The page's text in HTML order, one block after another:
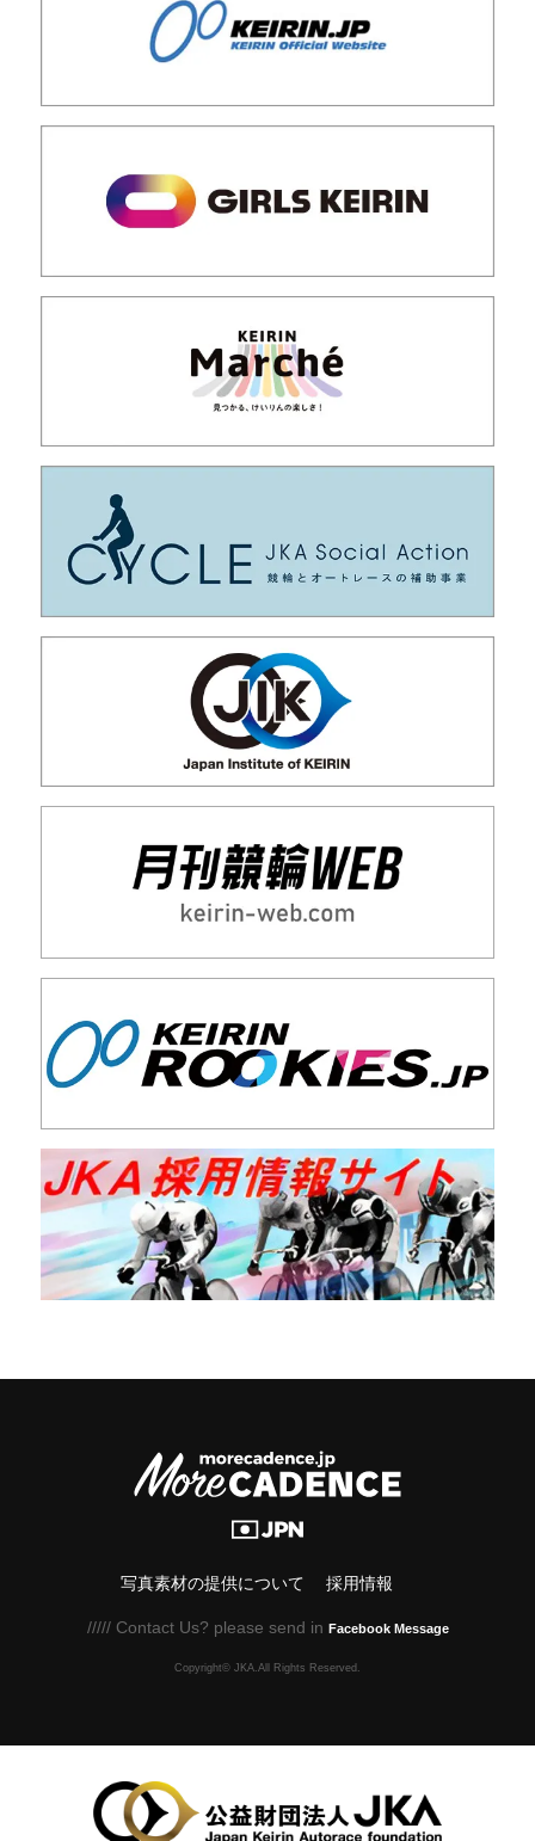
写真素材の提供について 採用情報
///// Contact Us? please send in Facebook Message
Copyright© JKA.All Rights Reserved.